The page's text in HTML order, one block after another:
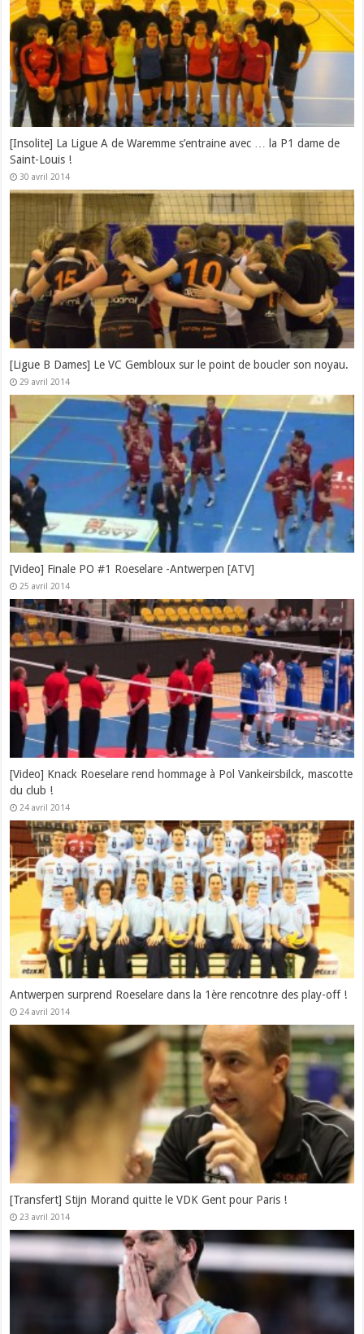
[Insolite] La Ligue A de Waremme s’entraine avec … la P1 dame de
Saint-Louis !
30 avril 2014
[Ligue B Dames] Le VC Gembloux sur le point de boucler son noyau.
29 avril 2014
[Video] Finale PO #1 Roeselare -Antwerpen [ATV]
25 avril 2014
[Video] Knack Roeselare rend hommage à Pol Vankeirsbilck, mascotte
du club !
24 avril 2014
Antwerpen surprend Roeselare dans la 1ère rencotnre des play-off !
24 avril 2014
[Transfert] Stijn Morand quitte le VDK Gent pour Paris !
23 avril 2014